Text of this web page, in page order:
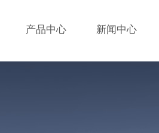
产品中心 新闻中心